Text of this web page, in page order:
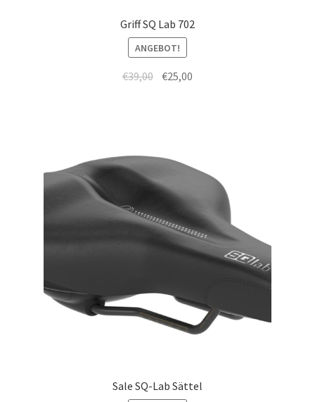
Griff SQ Lab 702
ANGEBOT!
€39,00 €25,00
Sale SQ-Lab Sättel